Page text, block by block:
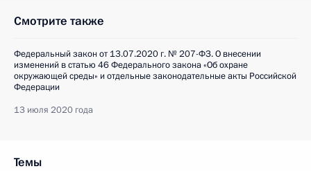
Смотрите также
Федеральный закон от 13.07.2020 г. № 207-ФЗ. О внесении
изменений в статью 46 Федерального закона «Об охране
окружающей среды» и отдельные законодательные акты Российской
Федерации
13 июля 2020 года
Темы